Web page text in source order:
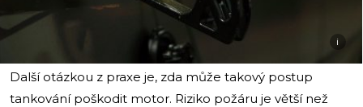
i
Další otázkou z praxe je, zda může takový postup
tankování poškodit motor. Riziko požáru je větší než